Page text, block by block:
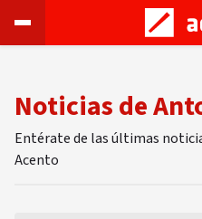
Noticias de
Entérate de las últimas
Acento